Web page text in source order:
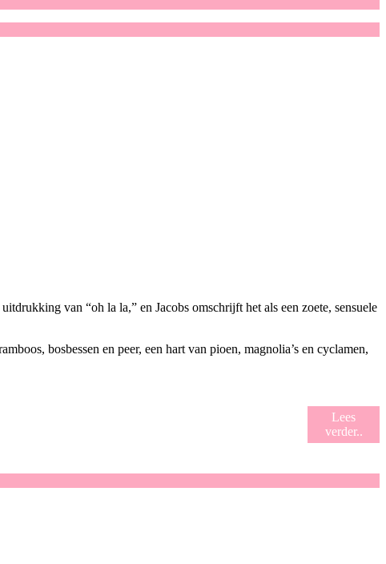
van “oh la la,” en Jacobs omschrijft het als een zoete, sensuele
bosbessen en peer, een hart van pioen, magnolia’s en cyclamen,
Lees
verder..